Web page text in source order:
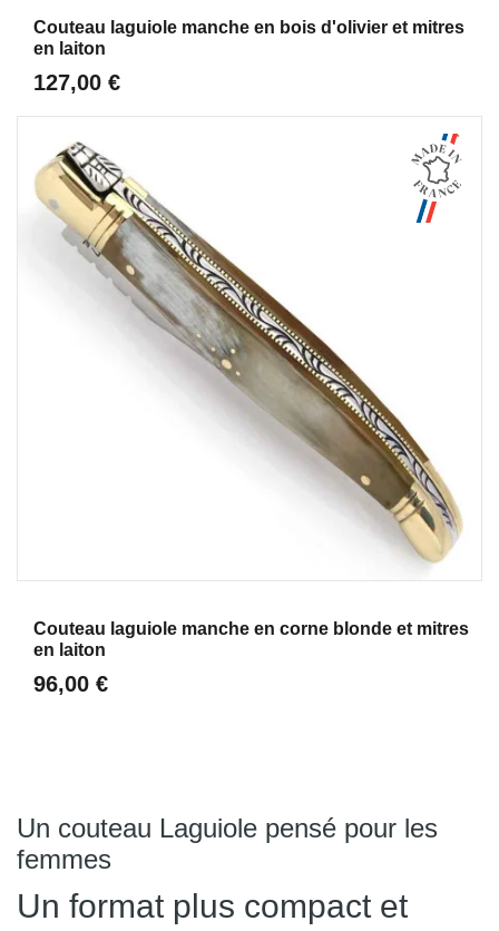
Couteau laguiole manche en bois d'olivier et mitres
en laiton
127,00 €
Couteau laguiole manche en corne blonde et mitres
en laiton
96,00 €
Un couteau Laguiole pensé pour les
femmes
Un format plus compact et